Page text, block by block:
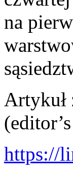
na
Artykuł
https://